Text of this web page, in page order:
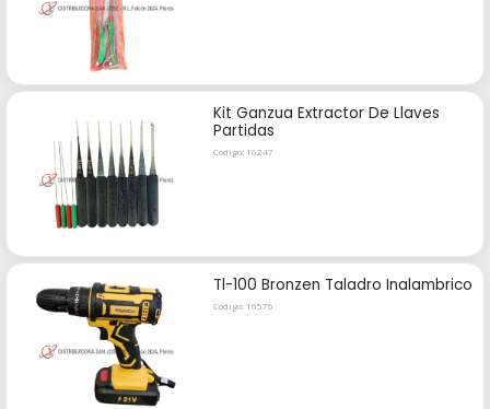
Kit Ganzua Extractor De Llaves
Partidas
Código: 16247
Tl-100 Bronzen Taladro Inalambrico
Código: 16576